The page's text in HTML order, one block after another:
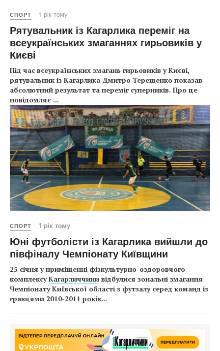
СПОРТ 1 рік тому
Рятувальник із Кагарлика переміг на
всеукраїнських змаганнях гирьовиків у
Києві
Під час всеукраїнських змагань гирьовиків у Києві,
рятувальник із Кагарлика Дмитро Терещенко показав
абсолютний результат та переміг суперників. Про це
повідомляє ...
СПОРТ 1 рік тому
Юні футболісти із Кагарлика вийшли до
півфіналу Чемпіонату Київщини
25 січня у приміщенні фізкультурно-оздоровчого
комплексуКагарличчини відбулися зональні змагання
Чемпіонату Київської області з футзалу серед команд із
гравцями 2010-2011 років...